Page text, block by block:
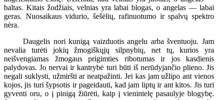
baltas. Kitais žodžiais, velnias yra labai blogas, o angelas — labai
geras. Nuosaikaus vidurio, šešėlių, rafinuotumo ir spalvų spektro
nėra.
Daugelis nori kunigą vaizduotis angelu arba šventuoju. Jam
nevalia turėti jokių žmogiškųjų silpnybių, net tų, kurios yra
neišvengiamas žmogaus prigimties ribotumas ir jos kasdienis
palydovas. Jo nervai ir kantrybė turi būti iš nerūdyjančio plieno. Jis
negali suklysti, užmiršti ar neatpažinti. Jei kas jam užlipo ant vienos
kojos, jis turi šypsotis ir pageidauti, kad jam liptų ir ant kitos. Jis turi
gyventi oru, o į pinigą žiūrėti, kaip į vienintelę pasaulyje blogybę.